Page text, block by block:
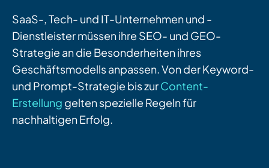
SaaS-, Tech- und IT-Unternehmen und -
Dienstleister müssen ihre SEO- und GEO-
Strategie an die Besonderheiten ihres
Geschäftsmodells anpassen. Von der Keyword-
und Prompt-Strategie bis zurContent-
Erstellung gelten spezielle Regeln für
nachhaltigen Erfolg.